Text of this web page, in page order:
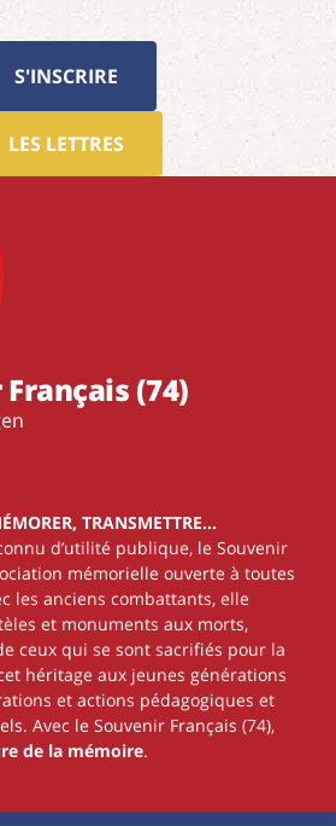
S'INSCRIRE
LES LETTRES
(74)
TRANSMETTRE…
d’utilité publique, le Souvenir
mémorielle ouverte à toutes
les anciens combattants, elle
et monuments aux morts,
ceux qui se sont sacrifiés pour la
héritage aux jeunes générations
et actions pédagogiques et
Avec le Souvenir Français (74),
de la mémoire.